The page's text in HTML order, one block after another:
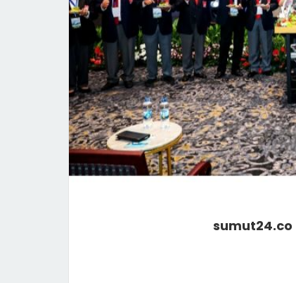
sumut24.co